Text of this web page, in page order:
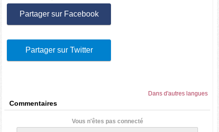
Partager sur Facebook
Partager sur Twitter
Dans d'autres langues
Commentaires
Vous n'êtes pas connecté